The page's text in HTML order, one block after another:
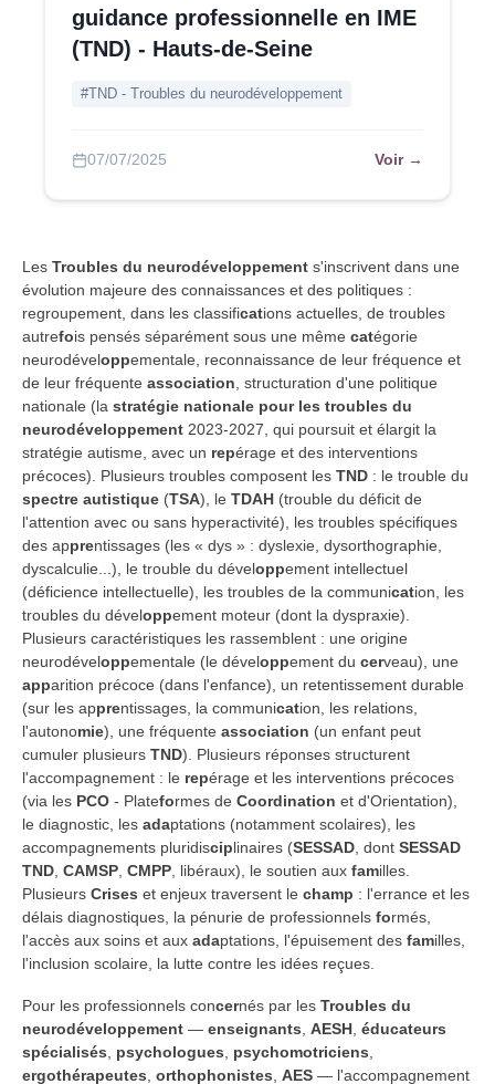
guidance professionnelle en IME
(TND) - Hauts-de-Seine
#TND - Troubles du neurodéveloppement
07/07/2025 Voir →
Les Troubles du neurodéveloppement s'inscrivent dans une
évolution majeure des connaissances et des politiques :
regroupement, dans les classifications actuelles, de troubles
autrefois pensés séparément sous une même catégorie
neurodéveloppementale, reconnaissance de leur fréquence et
de leur fréquente association , structuration d'une politique
nationale (la stratégie nationale pour les troubles du
neurodéveloppement 2023-2027, qui poursuit et élargit la
stratégie autisme, avec un repérage et des interventions
précoces). Plusieurs troubles composent les TND : le trouble du
spectre autistique (TSA), le TDAH (trouble du déficit de
l'attention avec ou sans hyperactivité), les troubles spécifiques
des apprentissages (les « dys » : dyslexie, dysorthographie,
dyscalculie...), le trouble du développement intellectuel
(déficience intellectuelle), les troubles de la communication, les
troubles du développement moteur (dont la dyspraxie).
Plusieurs caractéristiques les rassemblent : une origine
neurodéveloppementale (le développement du cerveau), une
apparition précoce (dans l'enfance), un retentissement durable
(sur les apprentissages, la communication, les relations,
l'autonomie), une fréquente association (un enfant peut
cumuler plusieurs TND). Plusieurs réponses structurent
l'accompagnement : le repérage et les interventions précoces
(via les PCO - Plateformes de Coordination et d'Orientation),
le diagnostic, les adaptations (notamment scolaires), les
accompagnements pluridisciplinaires (SESSAD , dont SESSAD
TND CAMSP CMPP , libéraux), le soutien aux familles.
Plusieurs Crises et enjeux traversent le champ : l'errance et les
délais diagnostiques, la pénurie de professionnels formés,
l'accès aux soins et aux adaptations, l'épuisement des familles,
l'inclusion scolaire, la lutte contre les idées reçues.
Pour les professionnels concernés par les Troubles du
neurodéveloppement — enseignants AESH éducateurs
spécialisés
psychologues psychomotriciens
ergothérapeutes orthophonistes AES — l'accompagnement